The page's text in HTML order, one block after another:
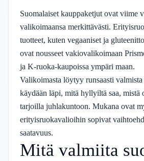
Suomalaiset kauppaketjut ovat viime
valikoimaansa merkittävästi.
tuotteet, kuten vegaaniset ja
ovat nousseet vakiovalikoimaan
ja K-ruoka-kaupoissa ympäri maan.
Valikoimasta löytyy runsaasti valmista
käydään läpi, mitä hyllyiltä saa, mistä
tarjoilla juhlakuntoon. Mukana ovat
erityisruokavalioihin sopivat
saatavuus.
Mitä valmiita